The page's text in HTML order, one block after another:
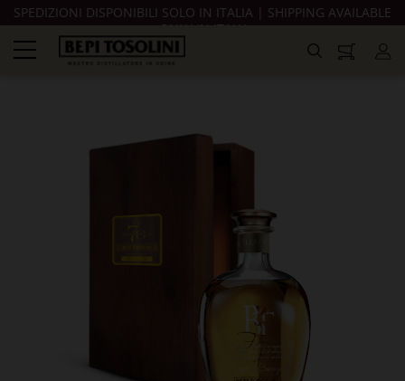
SPEDIZIONI DISPONIBILI SOLO IN ITALIA | SHIPPING AVAILABLE
ONLY IN ITALY
navigazione
Toggle